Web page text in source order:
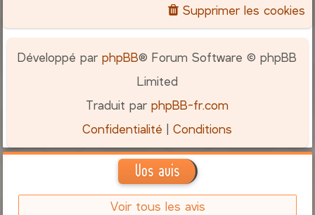
Supprimer les cookies
Développé parphpBB® Forum Software © phpBB
Limited
Traduit parphpBB-fr.com
Confidentialité |Conditions
Vos avis
Voir tous les avis